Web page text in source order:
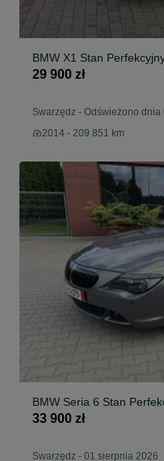
BMW X1 Stan
29 900 zł
Swarzędz - Odświeżono dnia
2014 - 209 851 km
BMW Seria 6 Stan
33 900 zł
Swarzędz - 01 sierpnia 2026